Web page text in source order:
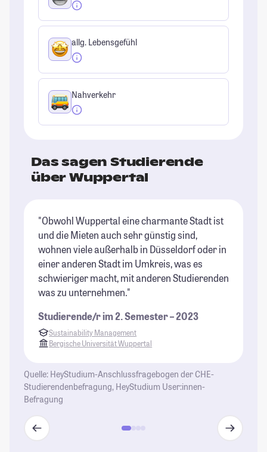
allg. Lebensgefühl
Nahverkehr
Das sagen Studierende
über Wuppertal
"Obwohl Wuppertal eine charmante Stadt ist
und die Mieten auch sehr günstig sind,
wohnen viele außerhalb in Düsseldorf oder in
einer anderen Stadt im Umkreis, was es
schwieriger macht, mit anderen Studierenden
was zu unternehmen."
Studierende/r im 2. Semester – 2023
Sustainability Management
Bergische Universität Wuppertal
Quelle: HeyStudium-Anschlussfragebogen der CHE-
Studierendenbefragung, HeyStudium User:innen-
Befragung